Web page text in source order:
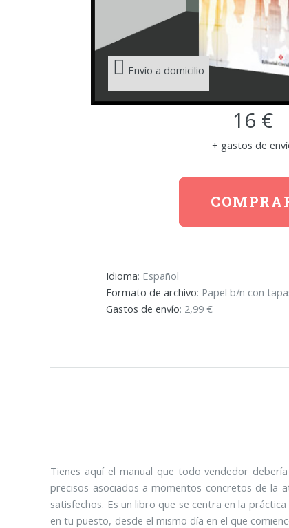
Envío a domicilio
16 €
+ gastos de
Idioma: Español
Formato de archivo: Papel b/n con
Gastos de envío: 2,99 €
Tienes aquí el manual que todo vendedor
precisos asociados a momentos concretos de la
satisfechos. Es un libro que se centra en la
en tu puesto, desde el mismo día en el que